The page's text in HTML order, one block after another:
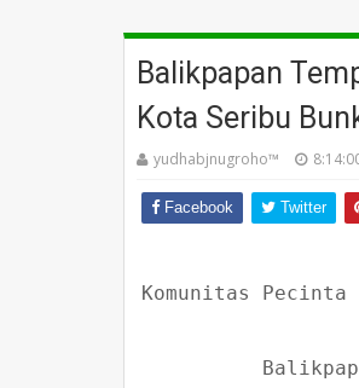
Balikpapan
Kota Seribu
yudhabjnugroho™️
Facebook Twitter
Komunitas